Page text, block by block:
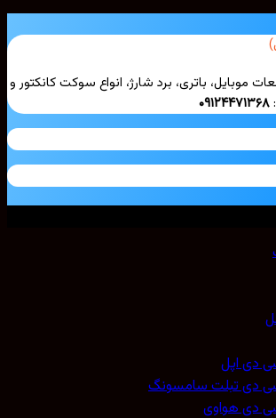
باتری، برد شارژ، انواع سوکت کانکتور و
اپل
تبلت سامسونگ
هواوی